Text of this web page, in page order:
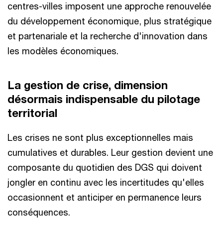
centres-villes imposent une approche renouvelée
du développement économique, plus stratégique
et partenariale et la recherche d'innovation dans
les modèles économiques.
La gestion de crise, dimension
désormais indispensable du pilotage
territorial
Les crises ne sont plus exceptionnelles mais
cumulatives et durables. Leur gestion devient une
composante du quotidien des DGS qui doivent
jongler en continu avec les incertitudes qu'elles
occasionnent et anticiper en permanence leurs
conséquences.